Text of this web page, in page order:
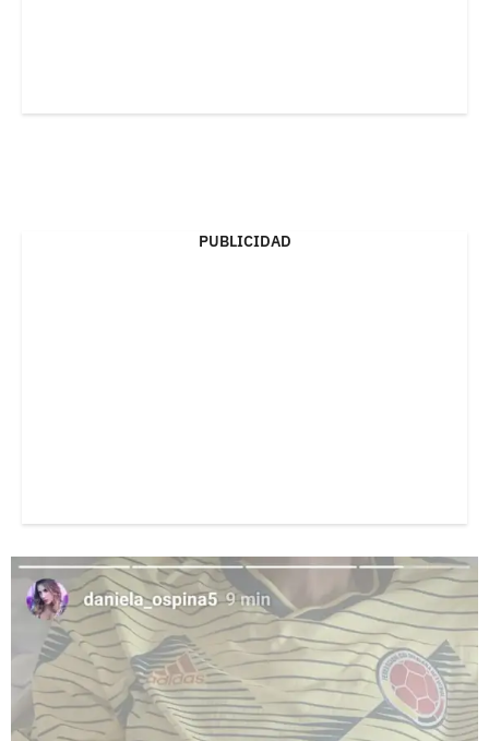
PUBLICIDAD